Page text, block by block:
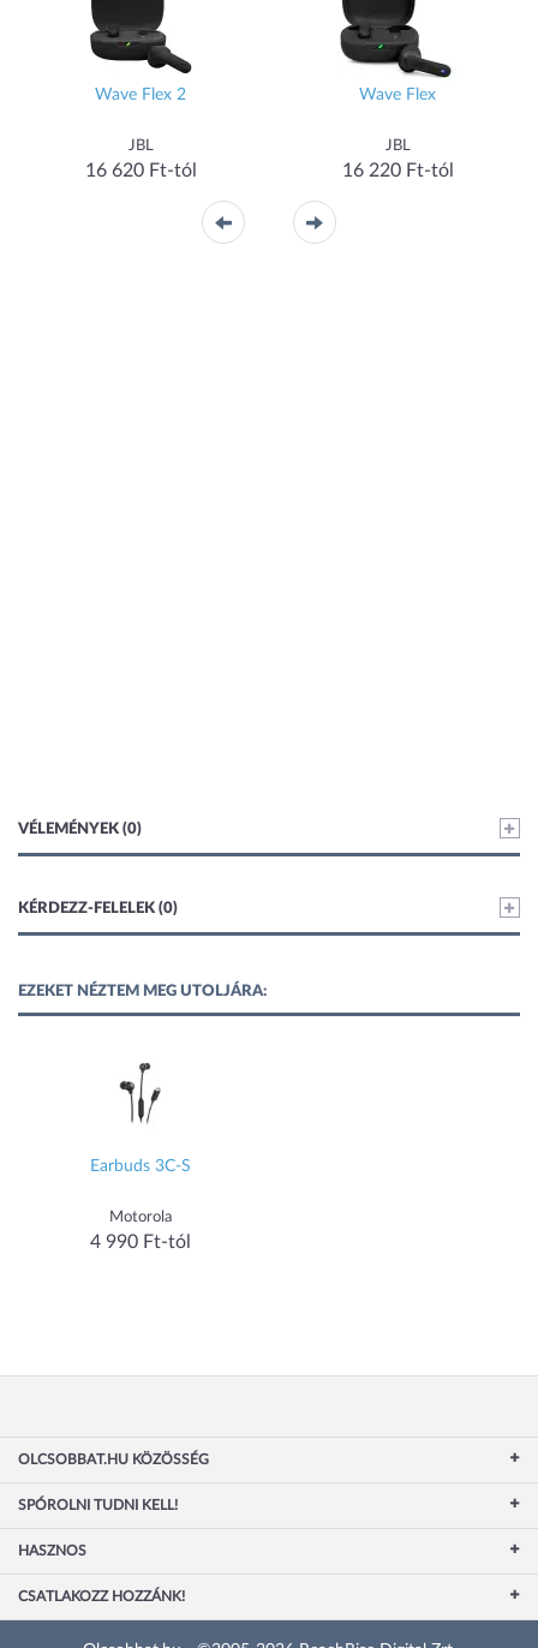
Wave Flex 2
JBL
16 620 Ft-tól
Wave Flex
JBL
16 220 Ft-tól
VÉLEMÉNYEK (0)
KÉRDEZZ-FELELEK (0)
EZEKET NÉZTEM MEG UTOLJÁRA:
Earbuds 3C-S
Motorola
4 990 Ft-tól
OLCSOBBAT.HU KÖZÖSSÉG
SPÓROLNI TUDNI KELL!
HASZNOS
CSATLAKOZZ HOZZÁNK!